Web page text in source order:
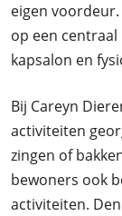
eigen
op een
kapsalon en
Bij Careyn
activiteiten
zingen of
bewoners ook
activiteiten.